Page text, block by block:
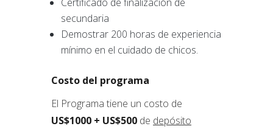
Certificado de finalización de
secundaria
Demostrar 200 horas de experiencia
mínimo en el cuidado de chicos.
Costo del programa
El Programa tiene un costo de
US$1000 + US$500 de depósito